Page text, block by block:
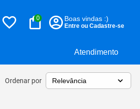
Atendimento
0 Boas vindas :)
Entre ou Cadastre-se
Ordenar por